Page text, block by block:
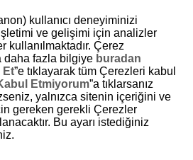
kullanıcı deneyiminizi
ve gelişimi için analizler
kullanılmaktadır. Çerez
daha fazla bilgiye buradan
Et”e tıklayarak tüm Çerezleri kabul
Etmiyorum”a tıklarsanız
yalnızca sitenin içeriğini ve
gereken gerekli Çerezler
Bu ayarı istediğiniz